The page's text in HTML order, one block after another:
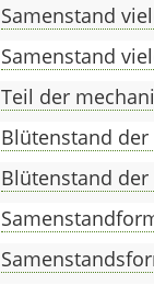
Samenstand
Samenstand
Teil der
Blütenstand
Blütenstand